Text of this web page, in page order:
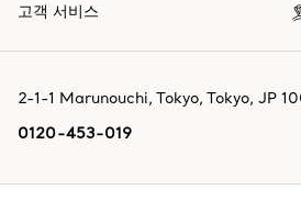
고객 서비스
2-1-1 Marunouchi, Tokyo, Tokyo, JP
0120-453-019